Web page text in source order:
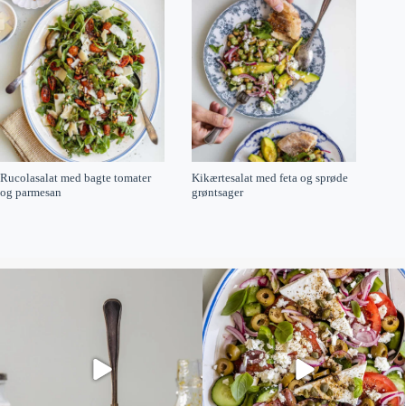
Rucolasalat med bagte tomater
og parmesan
Kikærtesalat med feta og sprøde
grøntsager